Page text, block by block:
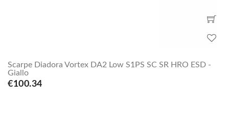
Scarpe Diadora Vortex DA2 Low S1PS SC SR HRO ESD -
Giallo
€100.34